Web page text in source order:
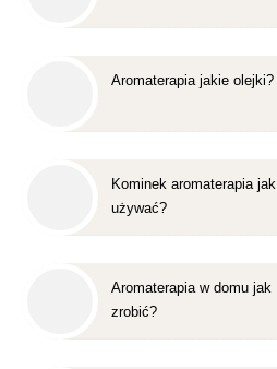
Aromaterapia jakie olejki?
Kominek aromaterapia jak
używać?
Aromaterapia w domu jak
zrobić?